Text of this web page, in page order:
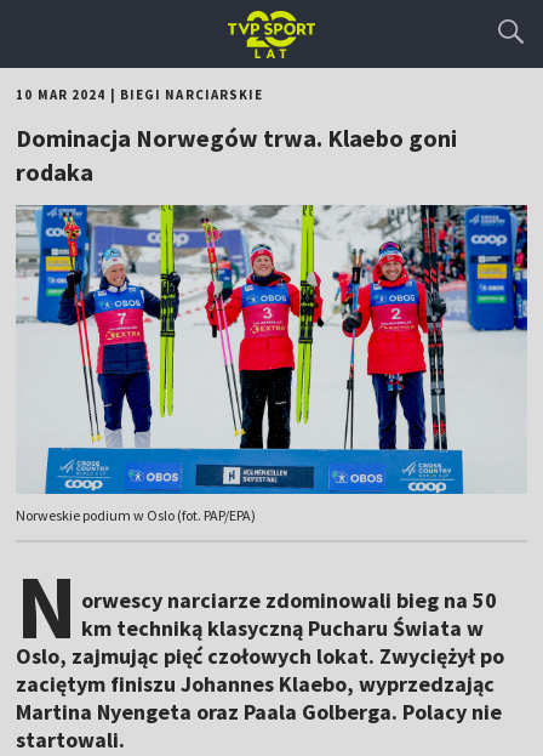
10 MAR 2024 BIEGI NARCIARSKIE
Dominacja Norwegów trwa. Klaebo goni
rodaka
Norweskie podium w Oslo (fot. PAP/EPA)
N orwescy narciarze zdominowali bieg na 50
km techniką klasyczną Pucharu Świata w
Oslo, zajmując pięć czołowych lokat. Zwyciężył po
zaciętym finiszu Johannes Klaebo, wyprzedzając
Martina Nyengeta oraz Paala Golberga. Polacy nie
startowali.